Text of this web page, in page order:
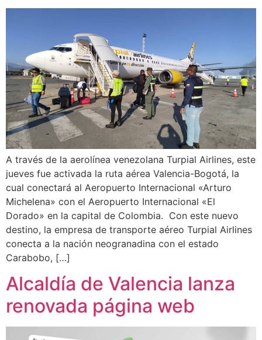
A través de la aerolínea venezolana Turpial Airlines, este
jueves fue activada la ruta aérea Valencia-Bogotá, la
cual conectará al Aeropuerto Internacional «Arturo
Michelena» con el Aeropuerto Internacional «El
Dorado» en la capital de Colombia. Con este nuevo
destino, la empresa de transporte aéreo Turpial Airlines
conecta a la nación neogranadina con el estado
Carabobo, […]
Alcaldía de Valencia lanza
renovada página web